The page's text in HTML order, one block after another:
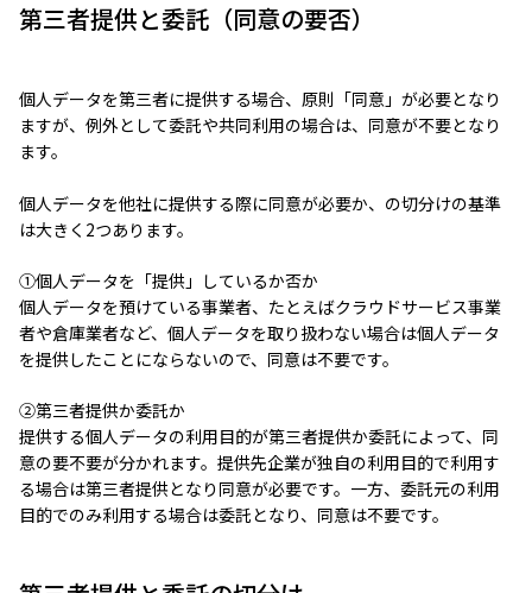
第三者提供と委託（同意の要否）
個人データを第三者に提供する場合、原則「同意」が必要となり
ますが、例外として委託や共同利用の場合は、同意が不要となり
ます。
個人データを他社に提供する際に同意が必要か、の切分けの基準
は大きく2つあります。
①個人データを「提供」しているか否か
個人データを預けている事業者、たとえばクラウドサービス事業
者や倉庫業者など、個人データを取り扱わない場合は個人データ
を提供したことにならないので、同意は不要です。
②第三者提供か委託か
提供する個人データの利用目的が第三者提供か委託によって、同
意の要不要が分かれます。提供先企業が独自の利用目的で利用す
る場合は第三者提供となり同意が必要です。一方、委託元の利用
目的でのみ利用する場合は委託となり、同意は不要です。